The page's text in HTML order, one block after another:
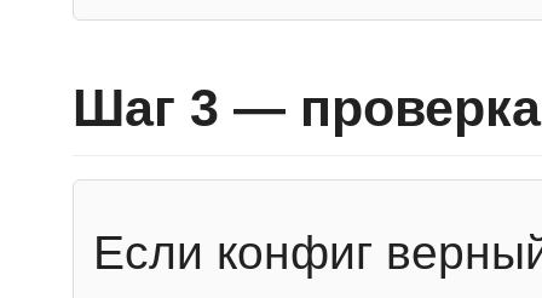
Шаг 3 — проверка
Если конфиг